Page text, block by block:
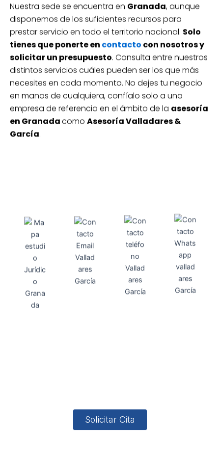
Nuestra sede se encuentra en Granada, aunque
disponemos de los suficientes recursos para
prestar servicio en todo el territorio nacional. Solo
tienes que ponerte en contacto con nosotros y
solicitar un presupuesto. Consulta entre nuestros
distintos servicios cuáles pueden ser los que más
necesites en cada momento. No dejes tu negocio
en manos de cualquiera, confíalo solo a una
empresa de referencia en el ámbito de la asesoría
en Granada como Asesoría Valladares &
García.
Solicitar Cita